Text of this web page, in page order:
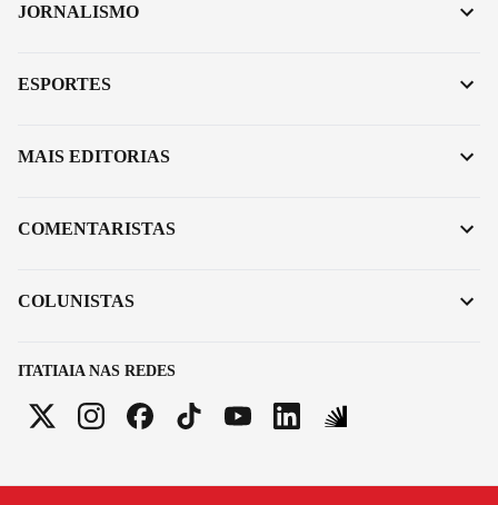
ITATIAIA NAS REDES
JORNALISMO
ESPORTES
MAIS EDITORIAS
COMENTARISTAS
COLUNISTAS